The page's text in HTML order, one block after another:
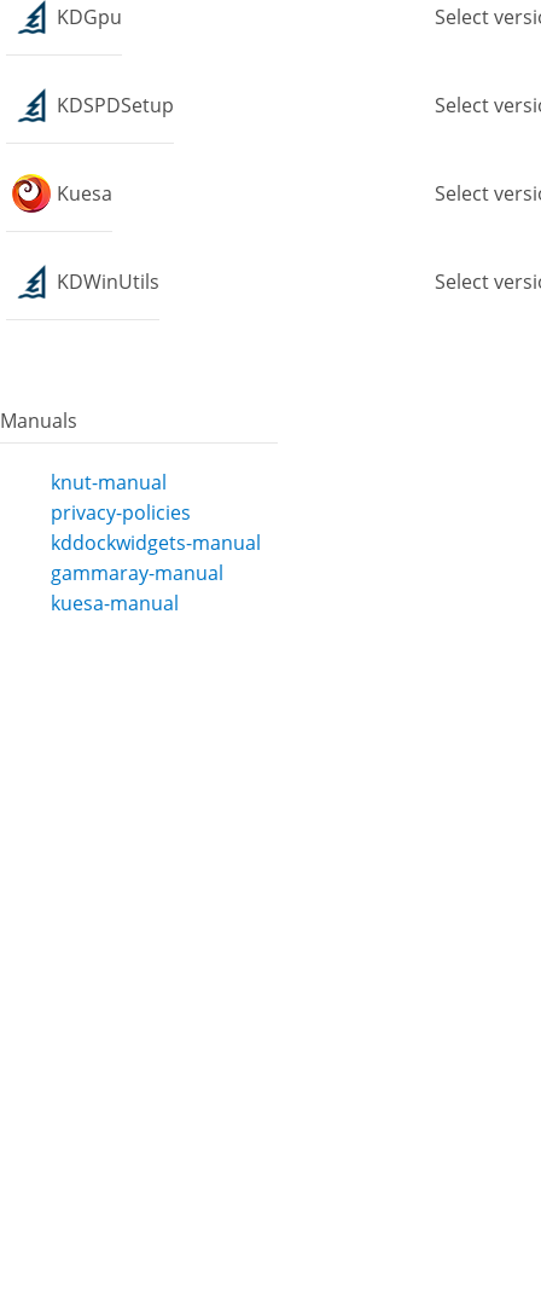
KDGpu Select
KDSPDSetup Select
Kuesa Select
KDWinUtils Select
Manuals
knut-manual
privacy-policies
kddockwidgets-manual
gammaray-manual
kuesa-manual